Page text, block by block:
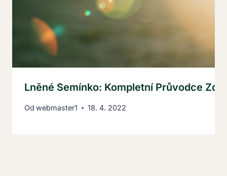
Lněné Semínko: Kompletní Průvodce
Od webmaster1 18. 4. 2022